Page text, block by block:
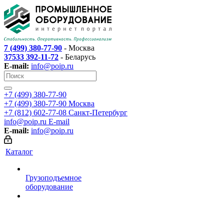
7 (499) 380-77-90 - Москва
37533 392-11-72 - Беларусь
E-mail: info@poip.ru
+7 (499) 380-77-90
+7 (499) 380-77-90 Москва
+7 (812) 602-77-08 Санкт-Петербург
info@poip.ru E-mail
E-mail: info@poip.ru
Каталог
Грузоподъемное
оборудование